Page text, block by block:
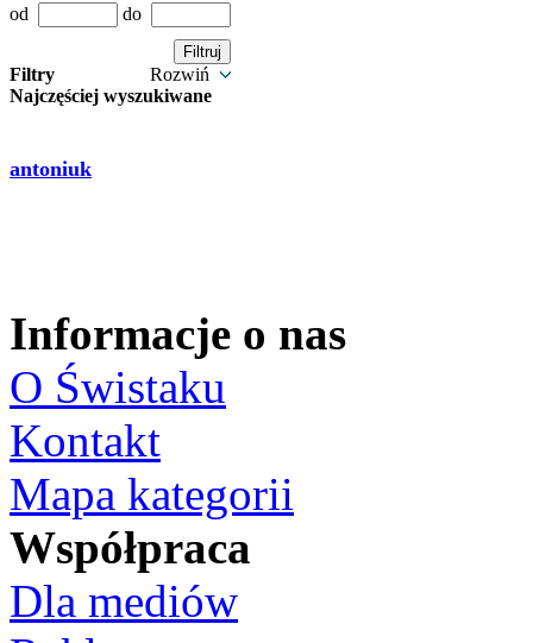
od
do
Filtry
Rozwiń
Najczęściej wyszukiwane
antoniuk
Informacje o nas
O Świstaku
Kontakt
Mapa kategorii
Współpraca
Dla mediów